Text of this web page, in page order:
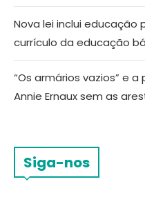
Nova lei inclui educação
currículo da educação
“Os armários vazios” e
Annie Ernaux sem as
Siga-nos